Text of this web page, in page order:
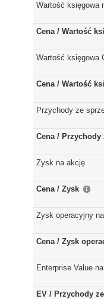
Wartość księgowa
Cena / Wartość
Wartość księgowa
Cena / Wartość
Przychody ze
Cena / Przychody
Zysk na akcję
Cena / Zysk
Zysk operacyjny
Cena / Zysk
Enterprise Value
EV / Przychody